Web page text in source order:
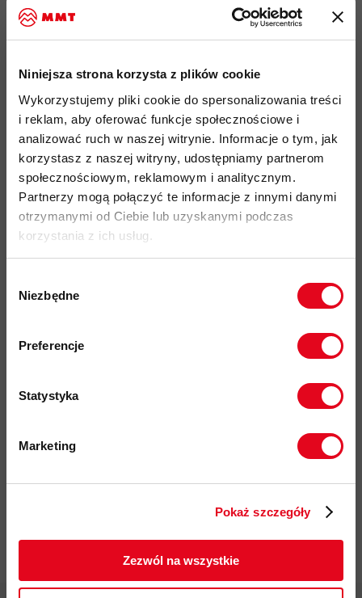
Niniejsza strona korzysta z plików cookie
Wykorzystujemy pliki cookie do spersonalizowania treści
i reklam, aby oferować funkcje społecznościowe i
analizować ruch w naszej witrynie. Informacje o tym, jak
korzystasz z naszej witryny, udostępniamy partnerom
społecznościowym, reklamowym i analitycznym.
Partnerzy mogą połączyć te informacje z innymi danymi
otrzymanymi od Ciebie lub uzyskanymi podczas
korzystania z ich usług.
zgody
Niezbędne
Preferencje
Statystyka
Marketing
Pokaż szczegóły
Zezwól na wszystkie
Running, Wspinaczka, Via Ferrata
ekki i wysoce elastyczny materiał Polartec Power Grid o
oraz posiadający właściwości szybkoschnące, wykonany z
poliestru pochodzącego z recyklingu
doskonałe odprowadzanie wilgoci na powierzchnię
materiału przyśpiesza szybkość schnięcia i zapobiega
wychłodzeniu podczas aktywności
materiał o drobnej strukturze "wafla" od wewnątrz,
zwiększa właściwości izolacyjne, oddychalność i
odprowadzanie wilgoci
dopasowana stójka z zamkiem błyskawicznym do
1
oddychalność
zapobiegają podrażnieniom w użytkowania z plecakiem
, Fair Wear,
kod produktu: 1014-05530
Specyfikacja
odbierz
zgodnie z Polityką prywatności.